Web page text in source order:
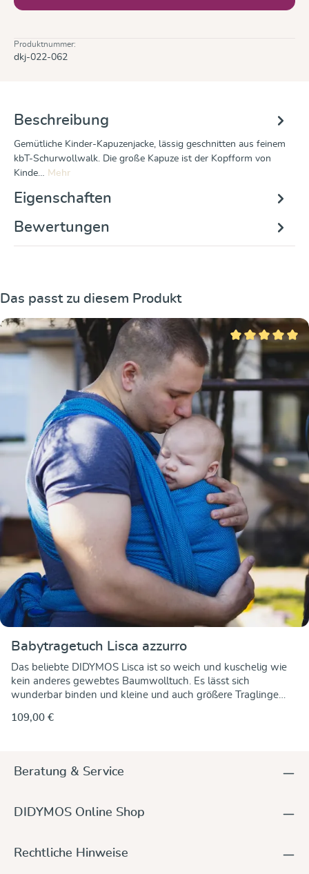
Produktnummer:
dkj-022-062
Beschreibung
Gemütliche Kinder-Kapuzenjacke, lässig geschnitten aus feinem
kbT-Schurwollwalk. Die große Kapuze ist der Kopfform von
Kinde… Mehr
Eigenschaften
Bewertungen
Produktgalerie überspringen
Das passt zu diesem Produkt
Babytragetuch Lisca azzurro
Das beliebte DIDYMOS Lisca ist so weich und kuschelig wie
kein anderes gewebtes Baumwolltuch. Es lässt sich
wunderbar binden und kleine und auch größere Traglinge
bleibt es immer in Form, stützt ihr Kind sicher rundum und
und petrol im Schuss harmonieren wunderbar mit der
Stoffstruktur und eine lebendige Farbmischung, die je nach
Lichteinfall changiert. Das Lisca Azzurro ist aus 100% kbA
Tragetuch, das auch in der wärmeren Jahreszeit sehr
109,00 €
Beratung & Service
DIDYMOS Online Shop
Rechtliche Hinweise